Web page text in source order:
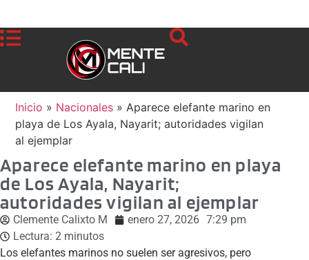
Inicio » Nacionales » Aparece elefante marino en
playa de Los Ayala, Nayarit; autoridades vigilan
al ejemplar
Aparece elefante marino en playa
de Los Ayala, Nayarit;
autoridades vigilan al ejemplar
Clemente Calixto M enero 27, 2026 7:29 pm
Lectura: 2 minutos
Los elefantes marinos no suelen ser agresivos, pero